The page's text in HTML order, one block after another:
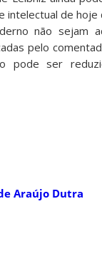
intelectual de
não sejam
pelo
pode ser
Araújo Dutra